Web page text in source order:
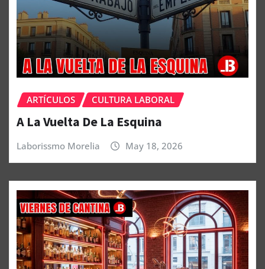
ARTÍCULOS CULTURA LABORAL
A La Vuelta De La Esquina
Laborissmo Morelia May 18, 2026